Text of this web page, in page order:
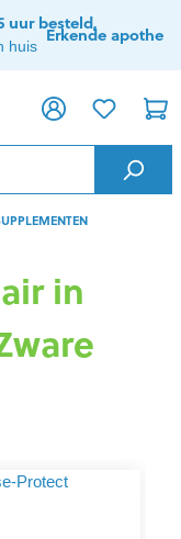
uur besteld,
huis
Erkende apotheek
in